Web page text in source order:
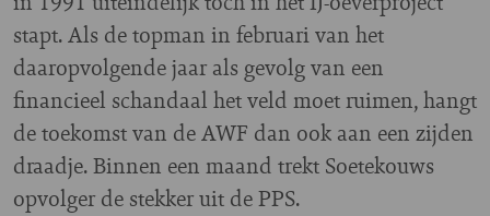
stapt. Als de topman in februari van het
daaropvolgende jaar als gevolg van een
financieel schandaal het veld moet ruimen, hangt
de toekomst van de AWF dan ook aan een zijden
draadje. Binnen een maand trekt Soetekouws
opvolger de stekker uit de PPS.